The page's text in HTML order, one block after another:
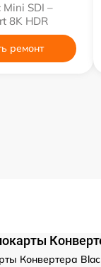
SDI –
8K HDR
ремонт
Конвертера